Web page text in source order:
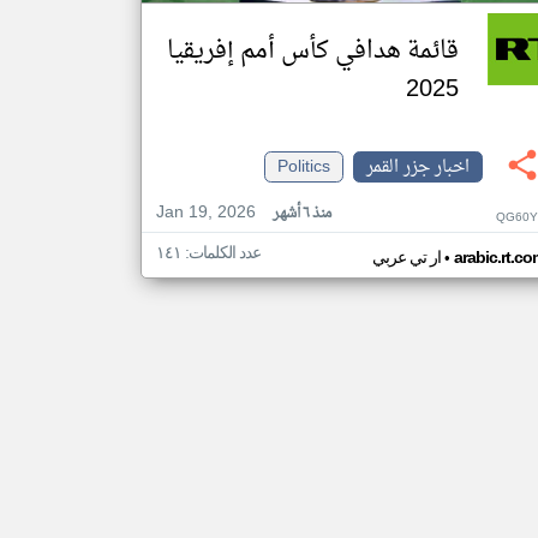
قائمة هدافي كأس أمم إفريقيا
2025
اخبار جزر القمر
Politics
Jan 19, 2026
منذ ٦ أشهر
ار تي عربي• عدد الكلمات: ١٤١